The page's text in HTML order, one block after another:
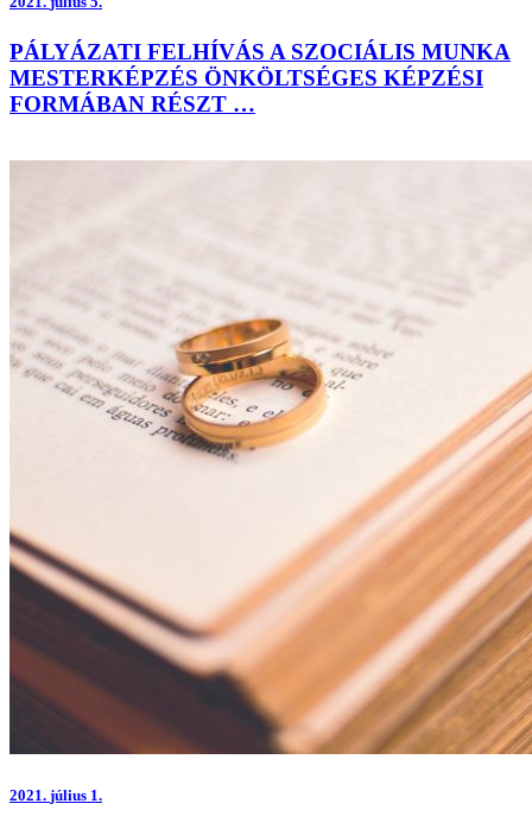
PÁLYÁZATI FELHÍVÁS A SZOCIÁLIS MUNKA
MESTERKÉPZÉS ÖNKÖLTSÉGES KÉPZÉSI
FORMÁBAN RÉSZT …
2021. július 1.